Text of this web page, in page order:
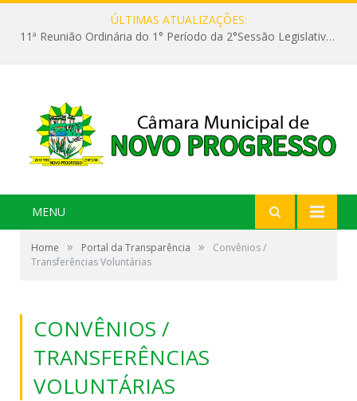
ÚLTIMAS ATUALIZAÇÕES:
11ª Reunião Ordinária do 1° Período da 2°Sessão Legislativa da 9ª Legislatura do Poder Legislativo
MENU
Home » Portal da Transparência »
Convênios /
Transferências Voluntárias
CONVÊNIOS /
TRANSFERÊNCIAS
VOLUNTÁRIAS